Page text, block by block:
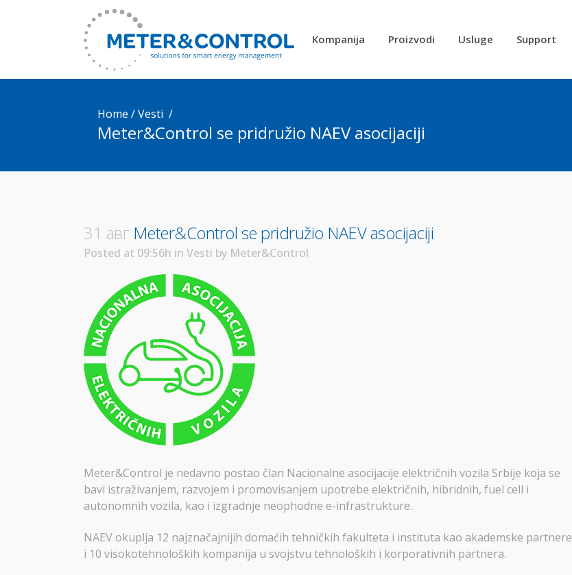
Kompanija Proizvodi Usluge Support
Meter&Control se pridružio NAEV asocijaciji
Home /Vesti /
31 авг Meter&Control se pridružio NAEV asocijaciji
Posted at 09:56h in Vesti by Meter&Control
Meter&Control je nedavno postao član Nacionalne asocijacije električnih vozila Srbije koja se
bavi istraživanjem, razvojem i promovisanjem upotrebe električnih, hibridnih, fuel cell i
autonomnih vozila, kao i izgradnje neophodne e-infrastrukture.
NAEV okuplja 12 najznačajnijih domaćih tehničkih fakulteta i instituta kao akademske partnere
i 10 visokotehnoloških kompanija u svojstvu tehnoloških i korporativnih partnera.